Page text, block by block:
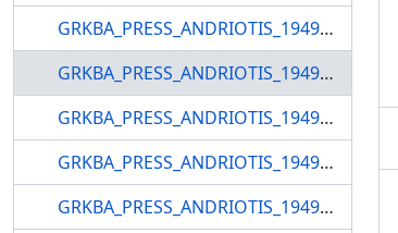
GRKBA_PRESS_ANDRIOTIS_1949_786 - Ανδριώτης
GRKBA_PRESS_ANDRIOTIS_1949_787 - Ανδριώτης
GRKBA_PRESS_ANDRIOTIS_1949_788 - Ανδριώτης
GRKBA_PRESS_ANDRIOTIS_1949_789 - Ανδριώτης
GRKBA_PRESS_ANDRIOTIS_1949_790 - Ανδριώτης